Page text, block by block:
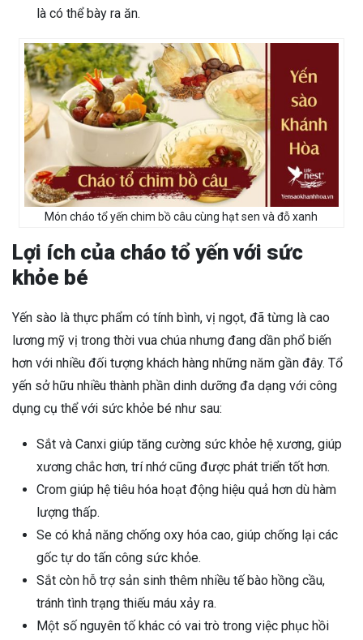
là có thể bày ra ăn.
Món cháo tổ yến chim bồ câu cùng hạt sen và đỗ xanh
Lợi ích của cháo tổ yến với sức
khỏe bé
Yến sào là thực phẩm có tính bình, vị ngọt, đã từng là cao
lương mỹ vị trong thời vua chúa nhưng đang dần phổ biến
hơn với nhiều đối tượng khách hàng những năm gần đây. Tổ
yến sở hữu nhiều thành phần dinh dưỡng đa dạng với công
dụng cụ thể với sức khỏe bé như sau:
Sắt và Canxi giúp tăng cường sức khỏe hệ xương, giúp
xương chắc hơn, trí nhớ cũng được phát triển tốt hơn.
Crom giúp hệ tiêu hóa hoạt động hiệu quả hơn dù hàm
lượng thấp.
Se có khả năng chống oxy hóa cao, giúp chống lại các
gốc tự do tấn công sức khỏe.
Sắt còn hỗ trợ sản sinh thêm nhiều tế bào hồng cầu,
tránh tình trạng thiếu máu xảy ra.
Một số nguyên tố khác có vai trò trong việc phục hồi